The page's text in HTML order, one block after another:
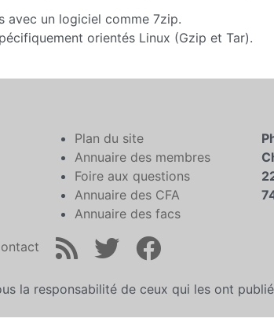
avec un logiciel comme 7zip.
orientés Linux (Gzip et Tar).
Plan du site
Annuaire des membres
Foire aux questions
Annuaire des CFA
Annuaire des facs
la responsabilité de ceux qui les ont